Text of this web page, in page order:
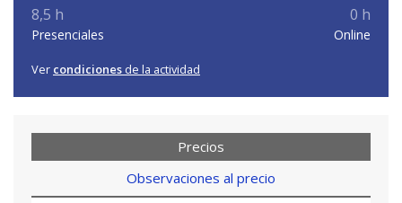
8,5 h
Presenciales
0 h
Online
Ver condiciones de la actividad
Precios
Observaciones al precio